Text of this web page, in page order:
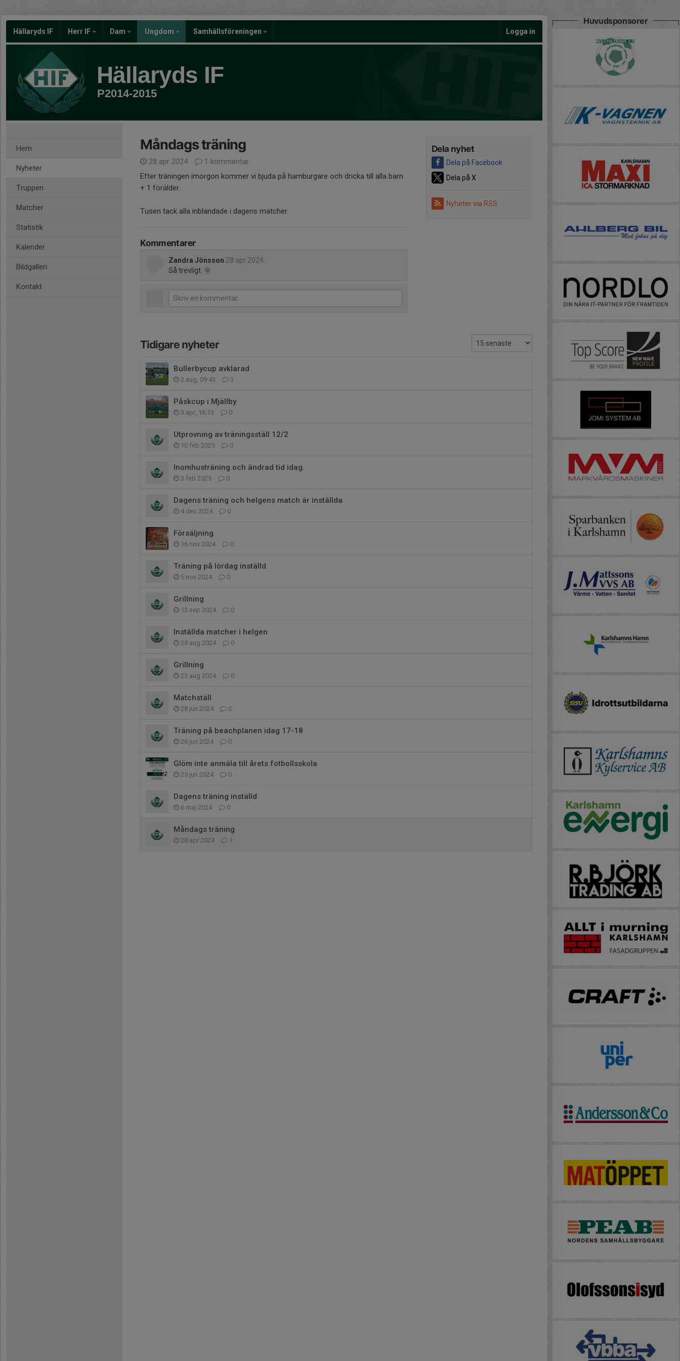
Hällaryds IF Herr IF Dam Ungdom Samhällsföreningen Logga in
Hällaryds IF
P2014-2015
Hem
Nyheter
Truppen
Matcher
Statistik
Kalender
Bildgalleri
Kontakt
Dela nyhet
Dela på Facebook
Dela på X
Nyheter via RSS
Måndags träning
28 apr 2024
1 kommentar
Efter träningen imorgon kommer vi bjuda på hamburgare och dricka till alla barn
+ 1 förälder.
Tusen tack alla inblandade i dagens matcher.
Kommentarer
Zandra Jönsson 28 apr 2024
Så trevligt. 🌞
Tidigare nyheter
Bullerbycup avklarad
2 aug, 09:43 3
Påskcup i Mjällby
3 apr, 16:13 0
Utprovning av träningsställ 12/2
10 feb 2025 0
Inomhusträning och ändrad tid idag.
3 feb 2025 0
Dagens träning och helgens match är inställda
4 dec 2024 0
Försäljning
16 nov 2024 0
Träning på lördag inställd
5 nov 2024 0
Grillning
13 sep 2024 0
Inställda matcher i helgen
29 aug 2024 0
Grillning
23 aug 2024 0
Matchställ
28 jun 2024 0
Träning på beachplanen idag 17-18
26 jun 2024 0
Glöm inte anmäla till årets fotbollsskola
25 jun 2024 0
Dagens träning inställd
6 maj 2024 0
Måndags träning
28 apr 2024 1
Huvudsponsorer